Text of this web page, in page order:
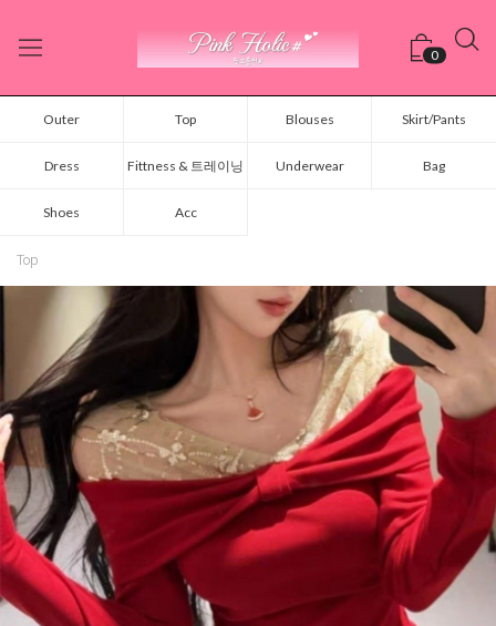
0
Outer Top Blouses Skirt/Pants
Dress Fittness & 트레이닝 Underwear Bag
Shoes Acc
Top